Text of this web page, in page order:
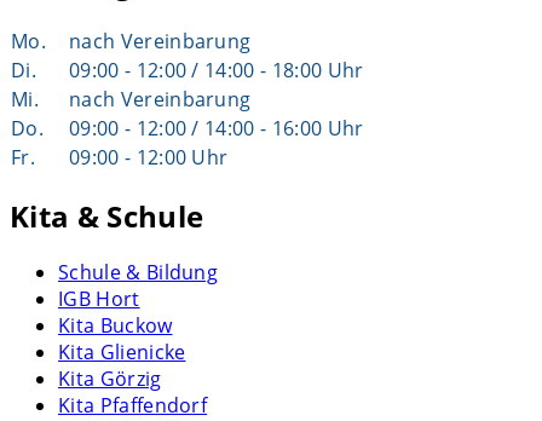
Mo.
nach Vereinbarung
Di.
09:00 - 12:00 / 14:00 - 18:00 Uhr
Mi.
nach Vereinbarung
Do.
09:00 - 12:00 / 14:00 - 16:00 Uhr
Fr.
09:00 - 12:00 Uhr
Kita & Schule
Schule & Bildung
IGB Hort
Kita Buckow
Kita Glienicke
Kita Görzig
Kita Pfaffendorf